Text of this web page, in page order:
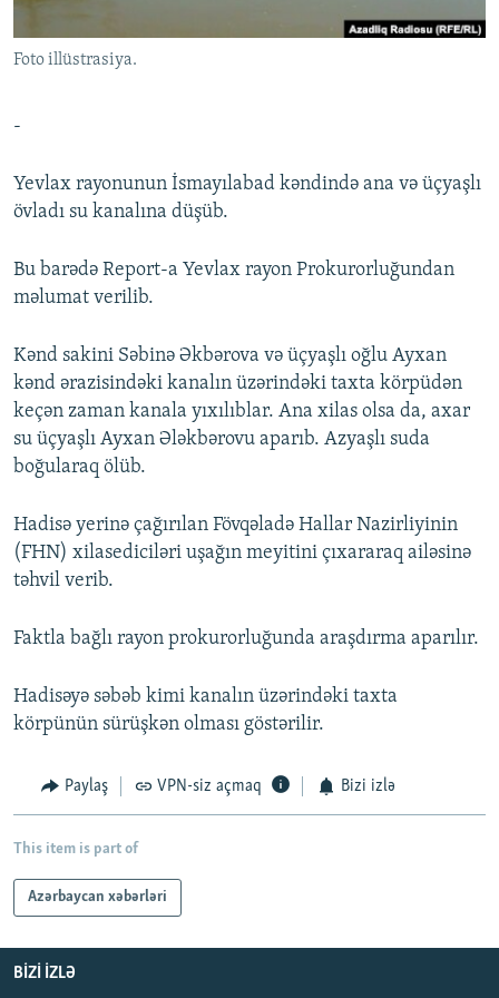
KARIKATURA
İSLAM VƏ DEMOKRATIYA
PEŞƏ ETIKASI VƏ JURNALISTIKA STANDARTLARIMIZ
BIZIMLƏ ƏLAQƏ
XƏBƏR BÜLLETENLƏRIMIZ
BIZI IZLƏ
Foto illüstrasiya.
-
Yevlax rayonunun İsmayılabad kəndində ana və üçyaşlı
övladı su kanalına düşüb.
Bu barədə Report-a Yevlax rayon Prokurorluğundan
məlumat verilib.
Kənd sakini Səbinə Əkbərova və üçyaşlı oğlu Ayxan
kənd ərazisindəki kanalın üzərindəki taxta körpüdən
keçən zaman kanala yıxılıblar. Ana xilas olsa da, axar
su üçyaşlı Ayxan Ələkbərovu aparıb. Azyaşlı suda
boğularaq ölüb.
Hadisə yerinə çağırılan Fövqəladə Hallar Nazirliyinin
(FHN) xilasediciləri uşağın meyitini çıxararaq ailəsinə
təhvil verib.
Faktla bağlı rayon prokurorluğunda araşdırma aparılır.
Hadisəyə səbəb kimi kanalın üzərindəki taxta
körpünün sürüşkən olması göstərilir.
Paylaş VPN-siz açmaq Bizi izlə
This item is part of
Azərbaycan xəbərləri
BIZI IZLƏ